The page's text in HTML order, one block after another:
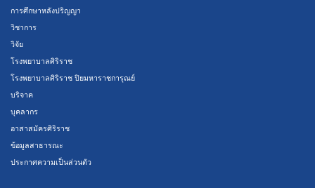
การศึกษาหลังปริญญา
วิชาการ
วิจัย
โรงพยาบาลศิริราช
โรงพยาบาลศิริราช ปิยมหาราชการุณย์
บริจาค
บุคลากร
อาสาสมัครศิริราช
ข้อมูลสาธารณะ
ประกาศความเป็นส่วนตัว